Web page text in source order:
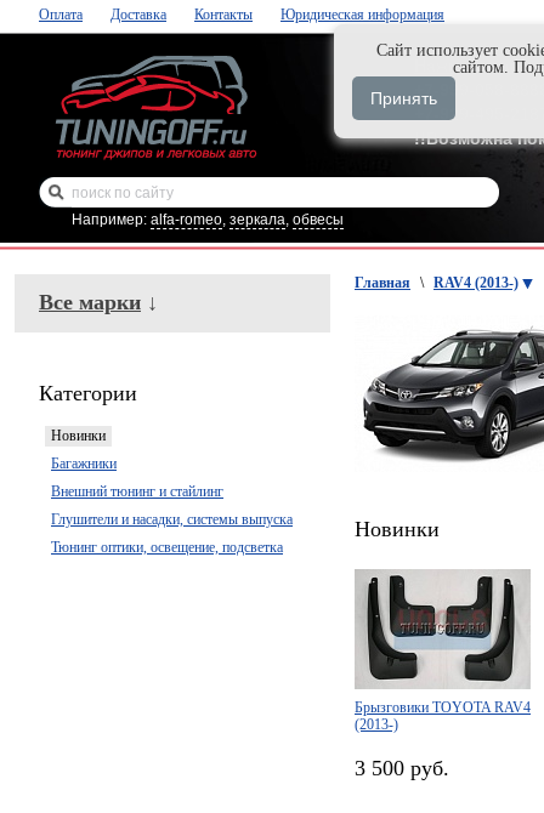
Оплата Доставка Контакты Юридическая информация
Нажми и
+7-929-495-
!!Возможна
Например: alfa-romeo, зеркала, обвесы
Все марки ↓
Категории
Новинки
Багажники
Внешний тюнинг и стайлинг
Глушители и насадки, системы выпуска
Тюнинг оптики, освещение, подсветка
Главная \ RAV4 (2013-)
Новинки
Брызговики TOYOTA RAV4
(2013-)
3 500 руб.
Cайт использует
сайтом.
Принять